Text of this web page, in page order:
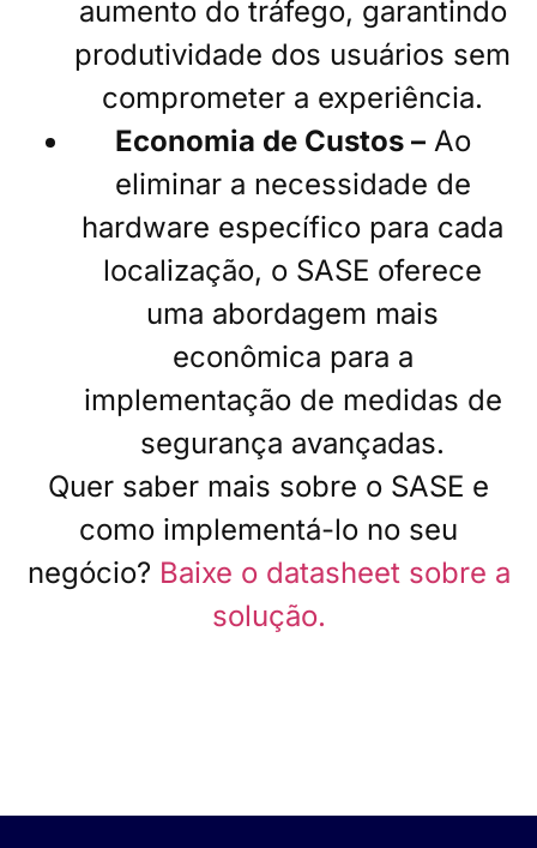
aumento do tráfego, garantindo
produtividade dos usuários sem
comprometer a experiência.
Economia de Custos –Ao
eliminar a necessidade de
hardware específico para cada
localização, o SASE oferece
uma abordagem mais
econômica para a
implementação de medidas de
segurança avançadas.
Quer saber mais sobre o SASE e
como implementá-lo no seu
negócio? Baixe o datasheet sobre a
solução.